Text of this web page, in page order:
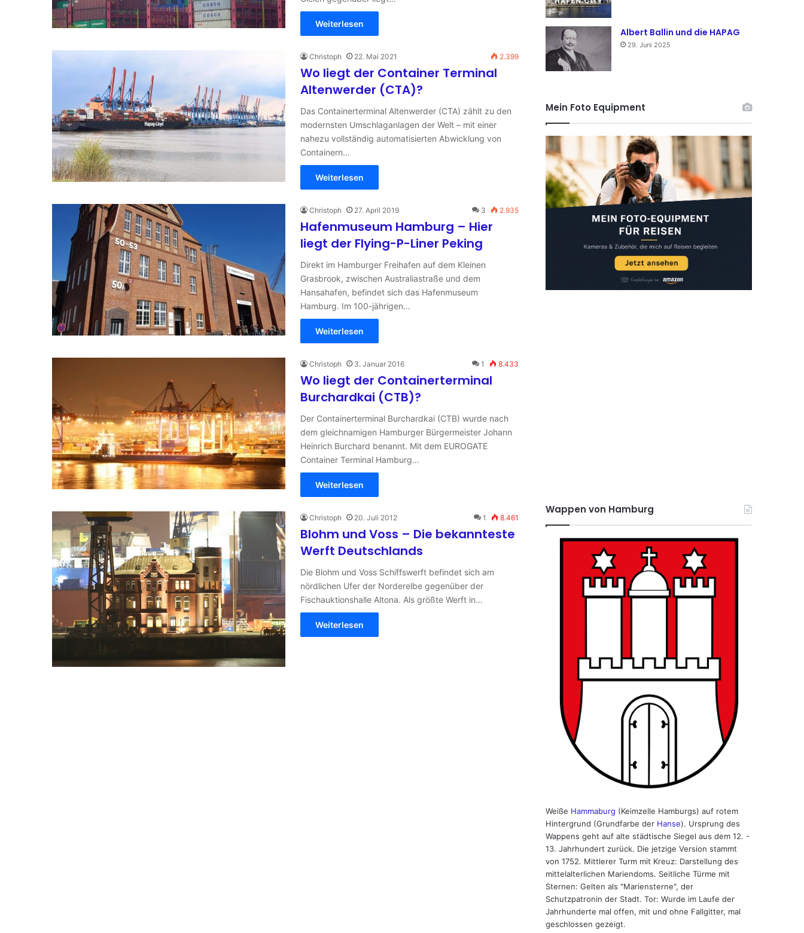
Weiterlesen
Christoph 22. Mai 2021 2.399
Wo liegt der Container Terminal
Altenwerder (CTA)?
Das Containerterminal Altenwerder (CTA) zählt zu den
modernsten Umschlaganlagen der Welt – mit einer
nahezu vollständig automatisierten Abwicklung von
Containern…
Weiterlesen
Christoph 27. April 2019 3 2.935
Hafenmuseum Hamburg – Hier
liegt der Flying-P-Liner Peking
Direkt im Hamburger Freihafen auf dem Kleinen
Grasbrook, zwischen Australiastraße und dem
Hansahafen, befindet sich das Hafenmuseum
Hamburg. Im 100-jährigen…
Weiterlesen
Christoph 3. Januar 2016 1 8.433
Wo liegt der Containerterminal
Burchardkai (CTB)?
Der Containerterminal Burchardkai (CTB) wurde nach
dem gleichnamigen Hamburger Bürgermeister Johann
Heinrich Burchard benannt. Mit dem EUROGATE
Container Terminal Hamburg…
Weiterlesen
Christoph 20. Juli 2012 1 8.461
Blohm und Voss – Die bekannteste
Werft Deutschlands
Die Blohm und Voss Schiffswerft befindet sich am
nördlichen Ufer der Norderelbe gegenüber der
Fischauktionshalle Altona. Als größte Werft in…
Weiterlesen
Albert Ballin und die HAPAG
29. Juni 2025
Mein Foto Equipment
Wappen von Hamburg
Weiße Hammaburg (Keimzelle Hamburgs) auf rotem
Hintergrund (Grundfarbe der Hanse). Ursprung des
Wappens geht auf alte städtische Siegel aus dem 12. -
13. Jahrhundert zurück. Die jetzige Version stammt
von 1752. Mittlerer Turm mit Kreuz: Darstellung des
mittelalterlichen Mariendoms. Seitliche Türme mit
Sternen: Gelten als "Mariensterne", der
Schutzpatronin der Stadt. Tor: Wurde im Laufe der
Jahrhunderte mal offen, mit und ohne Fallgitter, mal
geschlossen gezeigt.